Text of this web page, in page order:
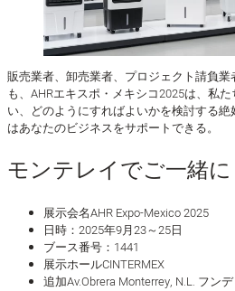
販売業者、卸売業者、プロジェクト請負
も、AHRエキスポ・メキシコ2025は、私
い、どのようにすればよいかを検討する絶
はあなたのビジネスをサポートできる。
モンテレイでご一緒に
展示会名AHR Expo-Mexico 2025
日時：2025年9月23～25日
ブース番号：1441
展示ホールCINTERMEX
追加Av.Obrera Monterrey, N.L. フン